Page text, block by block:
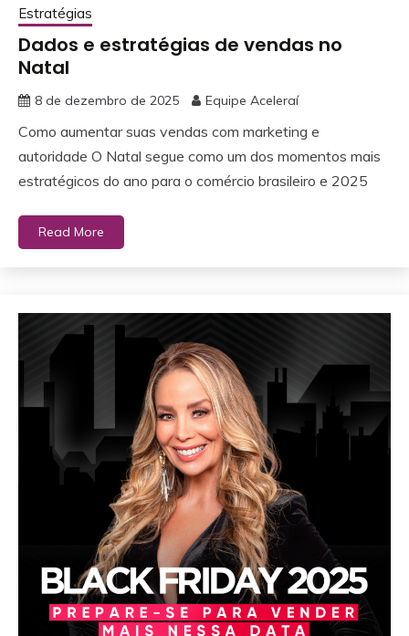
Estratégias
Dados e estratégias de vendas no
Natal
8 de dezembro de 2025 Equipe Aceleraí
Como aumentar suas vendas com marketing e
autoridade O Natal segue como um dos momentos mais
estratégicos do ano para o comércio brasileiro e 2025
Read More